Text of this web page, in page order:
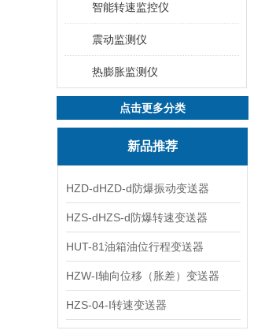
智能转速监控仪
震动监测仪
热膨胀监测仪
点击更多分类
新品推荐
HZD-dHZD-d防爆振动变送器
HZS-dHZS-d防爆转速变送器
HUT-81油箱油位行程变送器
HZW-I轴向位移（胀差）变送器
HZS-04-I转速变送器